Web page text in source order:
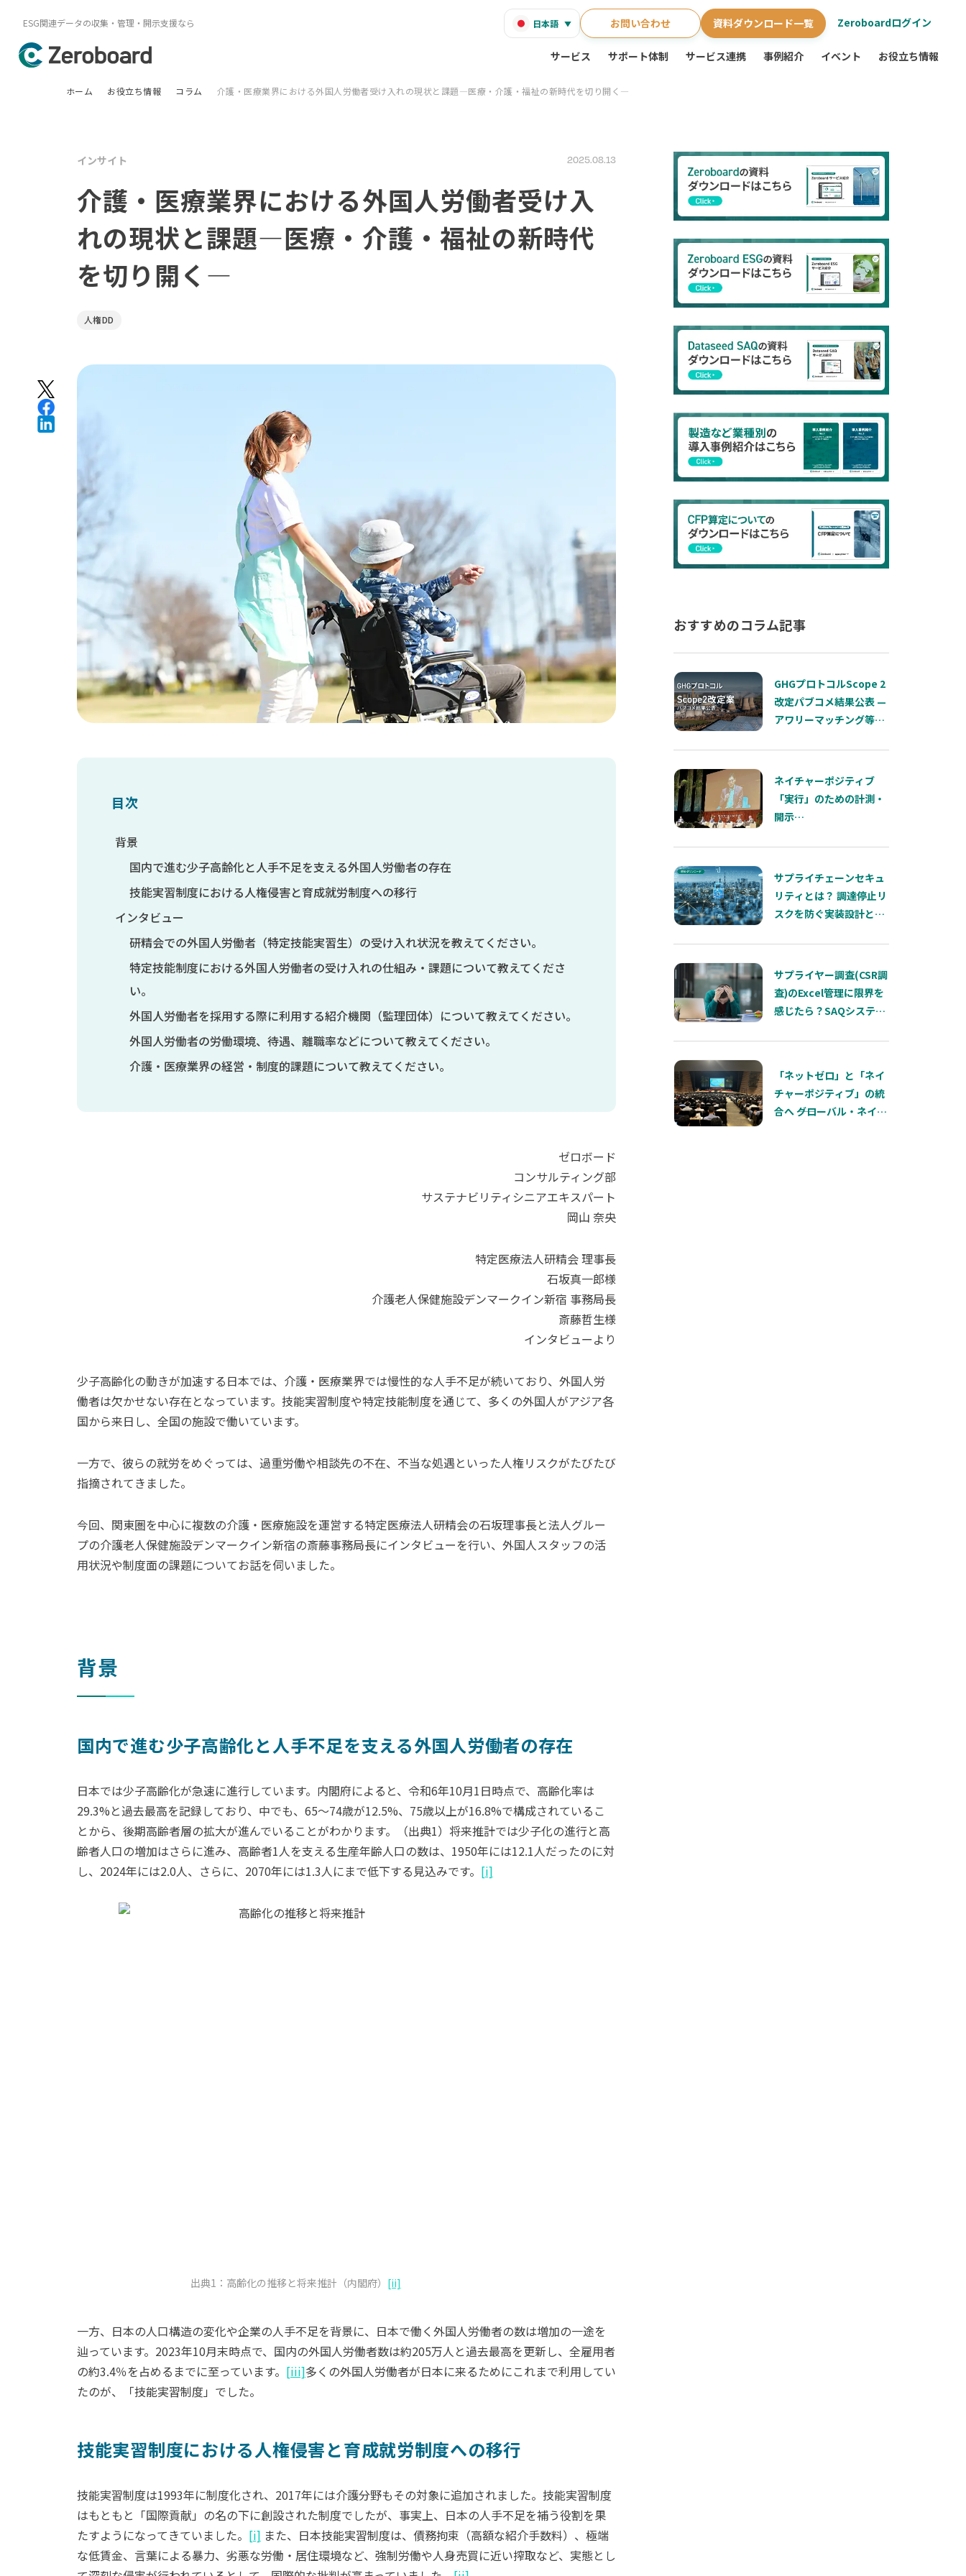
ESG関連データの収集・管理・開示支援なら
サービス サポート体制 サービス連携 事例紹介 イベント お役立ち情報
日本語 お問い合わせ 資料ダウンロード一覧 Zeroboardログイン
ホーム お役立ち情報 コラム 介護・医療業界における外国人労働者受け入れの現状と課題―医療・介護・福祉の新時代を切り開く―
インサイト 2025.08.13
介護・医療業界における外国人労働者受け入
れの現状と課題―医療・介護・福祉の新時代
を切り開く―
人権DD
目次
背景
国内で進む少子高齢化と人手不足を支える外国人労働者の存在
技能実習制度における人権侵害と育成就労制度への移行
インタビュー
研精会での外国人労働者（特定技能実習生）の受け入れ状況を教えてください。
特定技能制度における外国人労働者の受け入れの仕組み・課題について教えてくださ
い。
外国人労働者を採用する際に利用する紹介機関（監理団体）について教えてください。
外国人労働者の労働環境、待遇、離職率などについて教えてください。
介護・医療業界の経営・制度的課題について教えてください。
ゼロボード
コンサルティング部
サステナビリティシニアエキスパート
岡山 奈央
特定医療法人研精会 理事長
石坂真一郎様
介護老人保健施設デンマークイン新宿 事務局長
斎藤哲生様
インタビューより
少子高齢化の動きが加速する日本では、介護・医療業界では慢性的な人手不足が続いており、外国人労
働者は欠かせない存在となっています。技能実習制度や特定技能制度を通じて、多くの外国人がアジア各
国から来日し、全国の施設で働いています。
一方で、彼らの就労をめぐっては、過重労働や相談先の不在、不当な処遇といった人権リスクがたびたび
指摘されてきました。
今回、関東圏を中心に複数の介護・医療施設を運営する特定医療法人研精会の石坂理事長と法人グルー
プの介護老人保健施設デンマークイン新宿の斎藤事務局長にインタビューを行い、外国人スタッフの活
用状況や制度面の課題についてお話を伺いました。
背景
国内で進む少子高齢化と人手不足を支える外国人労働者の存在
日本では少子高齢化が急速に進行しています。内閣府によると、令和6年10月1日時点で、高齢化率は
29.3%と過去最高を記録しており、中でも、65～74歳が12.5%、75歳以上が16.8%で構成されているこ
とから、後期高齢者層の拡大が進んでいることがわかります。（出典1）将来推計では少子化の進行と高
齢者人口の増加はさらに進み、高齢者1人を支える生産年齢人口の数は、1950年には12.1人だったのに対
し、2024年には2.0人、さらに、2070年には1.3人にまで低下する見込みです。 [i]
出典1：高齢化の推移と将来推計（内閣府） [ii]
一方、日本の人口構造の変化や企業の人手不足を背景に、日本で働く外国人労働者の数は増加の一途を
辿っています。2023年10月末時点で、国内の外国人労働者数は約205万人と過去最高を更新し、全雇用者
の約3.4％を占めるまでに至っています。 [iii]多くの外国人労働者が日本に来るためにこれまで利用してい
たのが、「技能実習制度」でした。
技能実習制度における人権侵害と育成就労制度への移行
技能実習制度は1993年に制度化され、2017年には介護分野もその対象に追加されました。技能実習制度
はもともと「国際貢献」の名の下に創設された制度でしたが、事実上、日本の人手不足を補う役割を果
たすようになってきていました。 [i] また、日本技能実習制度は、債務拘束（高額な紹介手数料）、極端
な低賃金、言葉による暴力、劣悪な労働・居住環境など、強制労働や人身売買に近い搾取など、実態とし
おすすめのコラム記事
GHGプロトコルScope 2
改定パブコメ結果公表 —
アワリーマッチング等で
へ
ネイチャーポジティブ
「実行」のための計測・
開示
インパクトと「依存」の
両輪
サプライチェーンセキュ
リティとは？ 調達停止リ
スクを防ぐ実装設計と
サプライヤー調査(CSR調
査)のExcel管理に限界を
感じたら？SAQシステム
「ネットゼロ」と「ネイ
チャーポジティブ」の統
合へ ――グローバル・ネイチ